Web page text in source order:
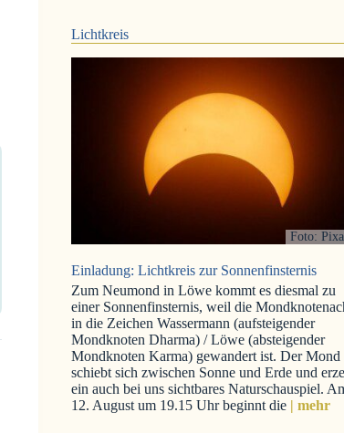
Lichtkreis
Foto:
Einladung: Lichtkreis zur Sonnenfinsternis
Zum Neumond in Löwe kommt es diesmal zu
einer Sonnenfinsternis, weil die
in die Zeichen Wassermann (aufsteigender
Mondknoten Dharma) / Löwe (absteigender
Mondknoten Karma) gewandert ist. Der Mond
schiebt sich zwischen Sonne und Erde und
ein auch bei uns sichtbares Naturschauspiel.
12. August um 19.15 Uhr beginnt die | mehr